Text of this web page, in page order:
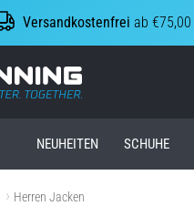
Versandkostenfrei ab €75,00
Top4Running.at
NEUHEITEN SCHUHE
Herren Jacken